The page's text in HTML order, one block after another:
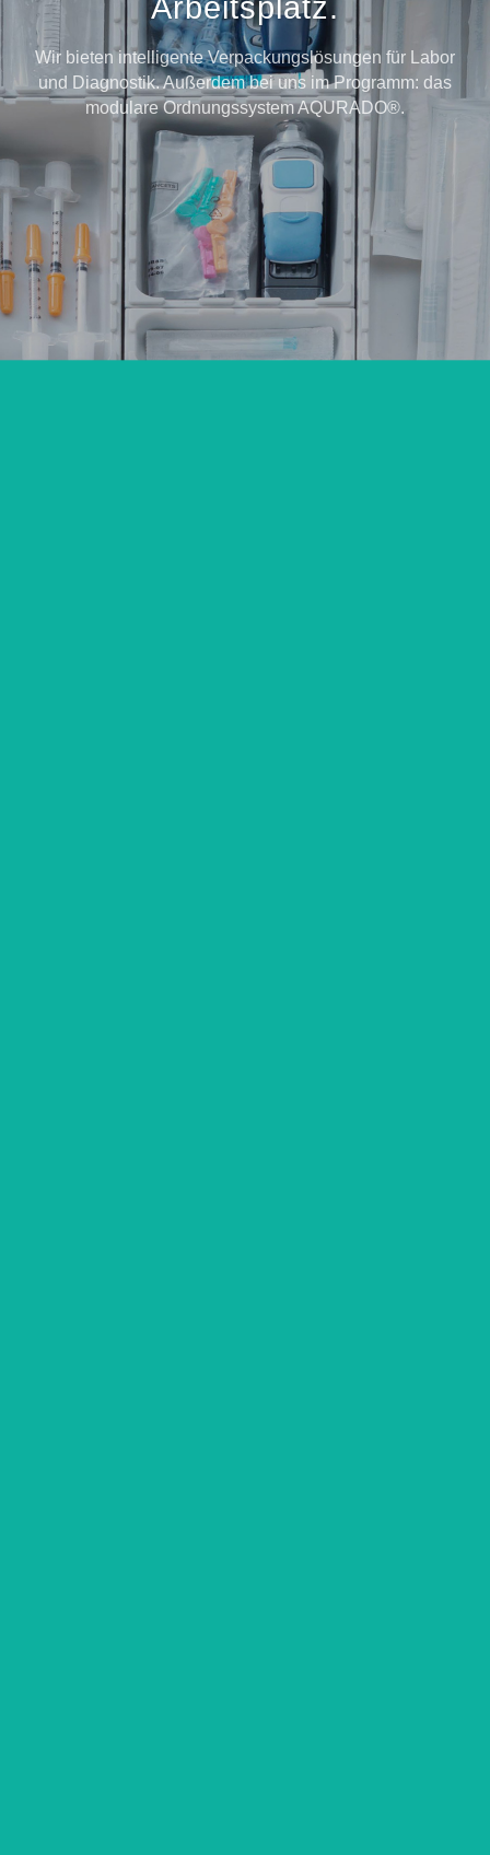
Arbeitsplatz.
Wir bieten intelligente Verpackungslösungen für Labor
und Diagnostik. Außerdem bei uns im Programm: das
modulare Ordnungssystem AQURADO®.